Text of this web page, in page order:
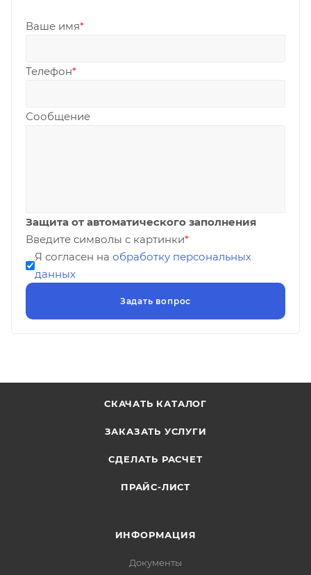
Ваше имя*
Телефон*
Сообщение
Защита от автоматического заполнения
Введите символы с картинки*
Я согласен на обработку персональных
данных
СКАЧАТЬ КАТАЛОГ
ЗАКАЗАТЬ УСЛУГИ
СДЕЛАТЬ РАСЧЕТ
ПРАЙС-ЛИСТ
ИНФОРМАЦИЯ
Документы